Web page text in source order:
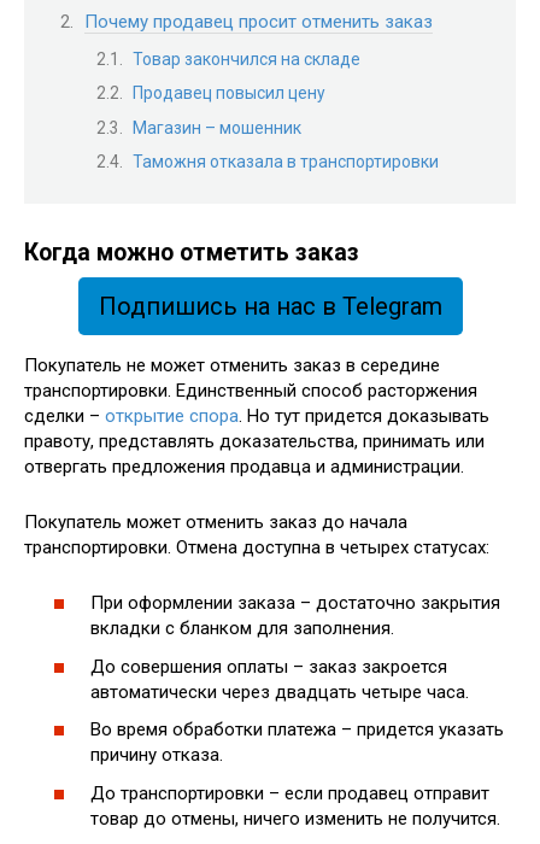
Почему продавец просит отменить заказ
Товар закончился на складе
Продавец повысил цену
Магазин – мошенник
Таможня отказала в транспортировки
Когда можно отметить заказ
Подпишись на нас в Telegram
Покупатель не может отменить заказ в середине
транспортировки. Единственный способ расторжения
сделки – открытие спора. Но тут придется доказывать
правоту, представлять доказательства, принимать или
отвергать предложения продавца и администрации.
Покупатель может отменить заказ до начала
транспортировки. Отмена доступна в четырех статусах:
При оформлении заказа – достаточно закрытия
вкладки с бланком для заполнения.
До совершения оплаты – заказ закроется
автоматически через двадцать четыре часа.
Во время обработки платежа – придется указать
причину отказа.
До транспортировки – если продавец отправит
товар до отмены, ничего изменить не получится.